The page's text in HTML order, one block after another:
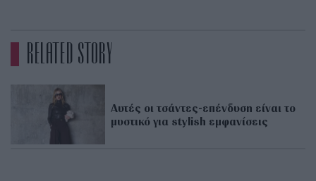
RELATED STORY
Αυτές οι τσάντες-επένδυση είναι το
μυστικό για stylish εμφανίσεις